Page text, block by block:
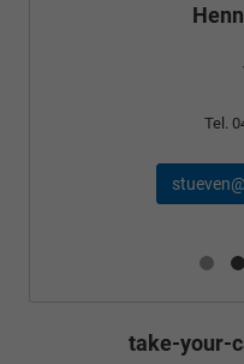
take-your-